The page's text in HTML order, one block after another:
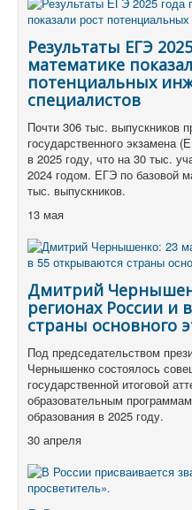
Результаты ЕГЭ
математике
потенциальных
специалистов
Почти 306 тыс. выпускников
государственного экзамена
в 2025 году, что на 30 тыс.
2024 годом. ЕГЭ по базовой
тыс. выпускников.
13 мая
Дмитрий
регионах России и
страны основного
Под председательством
Чернышенко состоялось
государственной итоговой
образовательным
образования в 2025 году.
30 апреля